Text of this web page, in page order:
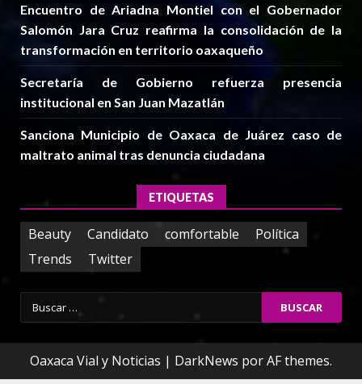
Encuentro de Ariadna Montiel con el Gobernador
Salomón Jara Cruz reafirma la consolidación de la
transformación en territorio oaxaqueño
Secretaría de Gobierno refuerza presencia
institucional en San Juan Mazatlán
Sanciona Municipio de Oaxaca de Juárez caso de
maltrato animal tras denuncia ciudadana
ETIQUETAS
Beauty Candidato comfortable
Política
Trends
Twitter
Buscar:
Oaxaca Vial y Noticias | DarkNews por AF themes.